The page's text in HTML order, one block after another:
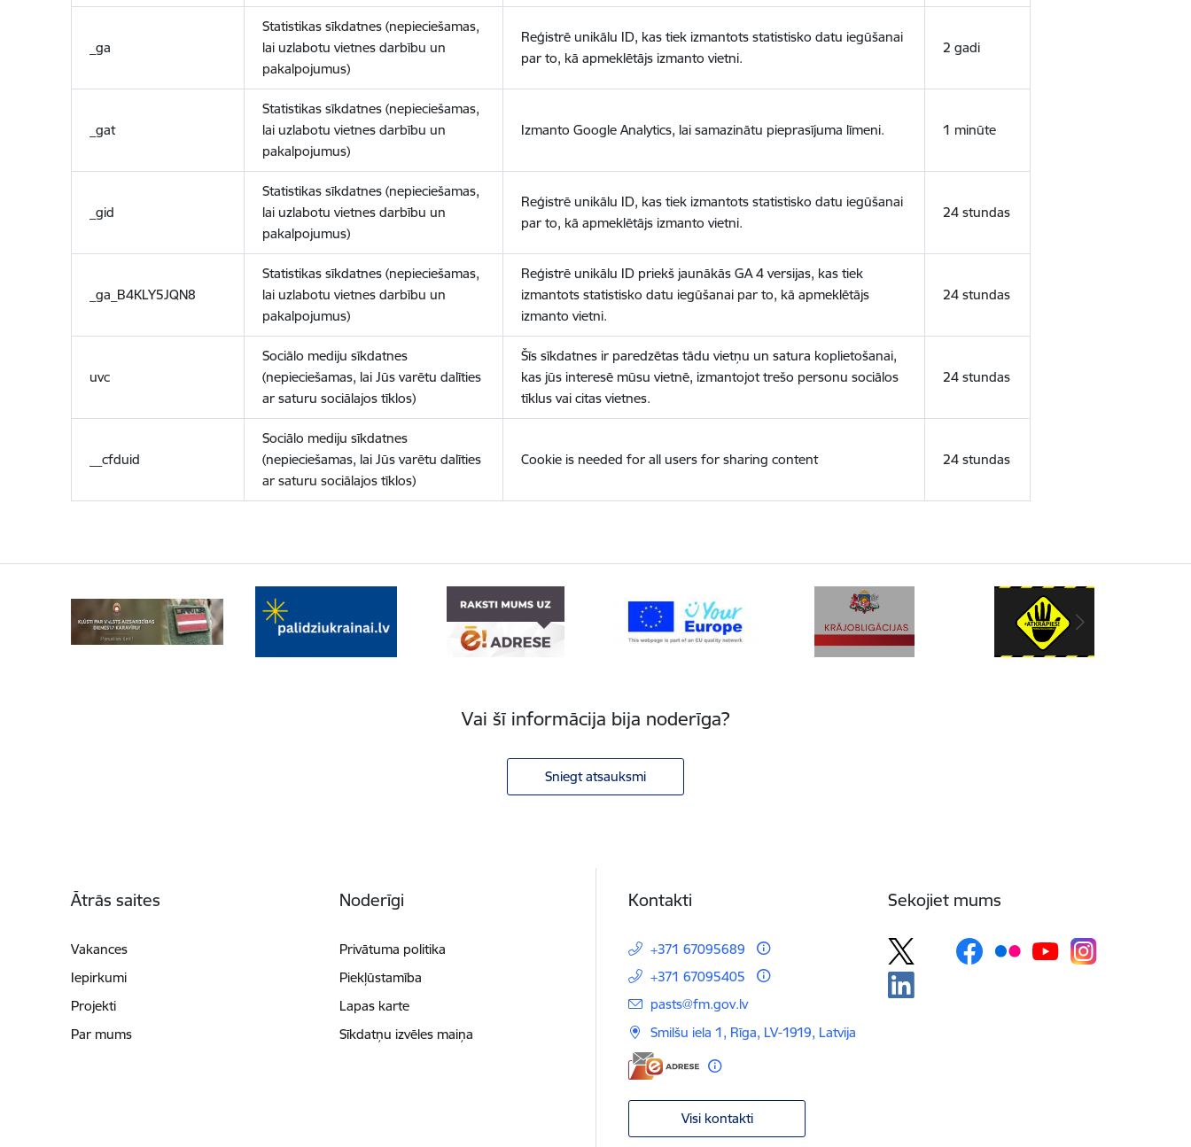
_ga
Statistikas sīkdatnes (nepieciešamas,
lai uzlabotu vietnes darbību un
pakalpojumus)
Reģistrē unikālu ID, kas tiek izmantots statistisko datu iegūšanai
par to, kā apmeklētājs izmanto vietni.
2 gadi
_gat
Statistikas sīkdatnes (nepieciešamas,
lai uzlabotu vietnes darbību un
pakalpojumus)
Izmanto Google Analytics, lai samazinātu pieprasījuma līmeni. 1 minūte
_gid
Statistikas sīkdatnes (nepieciešamas,
lai uzlabotu vietnes darbību un
pakalpojumus)
Reģistrē unikālu ID, kas tiek izmantots statistisko datu iegūšanai
par to, kā apmeklētājs izmanto vietni.
24 stundas
_ga_B4KLY5JQN8
Statistikas sīkdatnes (nepieciešamas,
lai uzlabotu vietnes darbību un
pakalpojumus)
Reģistrē unikālu ID priekš jaunākās GA 4 versijas, kas tiek
izmantots statistisko datu iegūšanai par to, kā apmeklētājs
izmanto vietni.
24 stundas
uvc
Sociālo mediju sīkdatnes
(nepieciešamas, lai Jūs varētu dalīties
ar saturu sociālajos tīklos)
Šīs sīkdatnes ir paredzētas tādu vietņu un satura koplietošanai,
kas jūs interesē mūsu vietnē, izmantojot trešo personu sociālos
tīklus vai citas vietnes.
24 stundas
__cfduid
Sociālo mediju sīkdatnes
(nepieciešamas, lai Jūs varētu dalīties
ar saturu sociālajos tīklos)
Cookie is needed for all users for sharing content 24 stundas
Vai šī informācija bija noderīga?
Sniegt atsauksmi
Ātrās saites
Vakances
Iepirkumi
Projekti
Par mums
Noderīgi
Privātuma politika
Piekļūstamība
Lapas karte
Sīkdatņu izvēles maiņa
Kontakti
+371 67095689
+371 67095405
E-pasts:
pasts@fm.gov.lv
Smilšu iela 1, Rīga, LV-1919, Latvija
Visi kontakti
Sekojiet mums